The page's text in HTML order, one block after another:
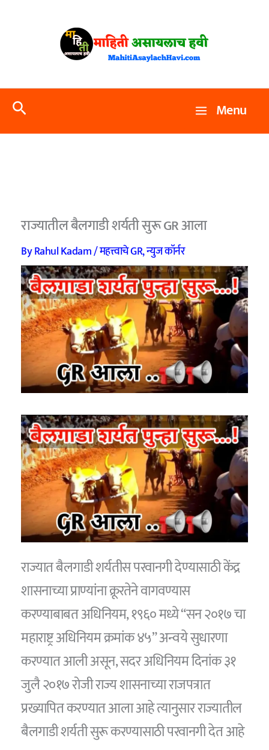
Search Menu
राज्यातील बैलगाडी शर्यती सुरू GR आला
ByRahul Kadam/महत्त्वाचे GR,न्युज कॉर्नर
राज्यात बैलगाडी शर्यतीस परवानगी देण्यासाठी केंद्र
शासनाच्या प्राण्यांना क्रूरतेने वागवण्यास
करण्याबाबत अधिनियम, १९६० मध्ये “सन २०१७ चा
महाराष्ट्र अधिनियम क्रमांक ४५” अन्वये सुधारणा
करण्यात आली असून, सदर अधिनियम दिनांक ३१
जुलै २०१७ रोजी राज्य शासनाच्या राजपत्रात
प्रख्यापित करण्यात आला आहे त्यानुसार राज्यातील
बैलगाडी शर्यती सुरू करण्यासाठी परवानगी देत आहे